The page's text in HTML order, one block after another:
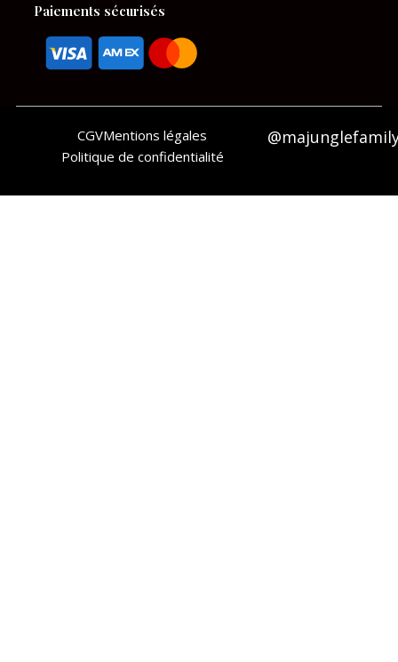
Paiements sécurisés
CGVMentions légales
Politique de confidentialité